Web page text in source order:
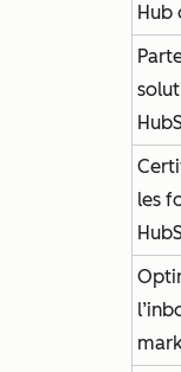
Hub
les